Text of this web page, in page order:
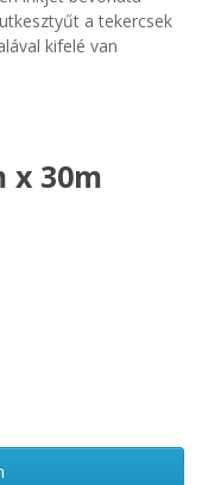
a tekercsek
kifelé van
x 30m